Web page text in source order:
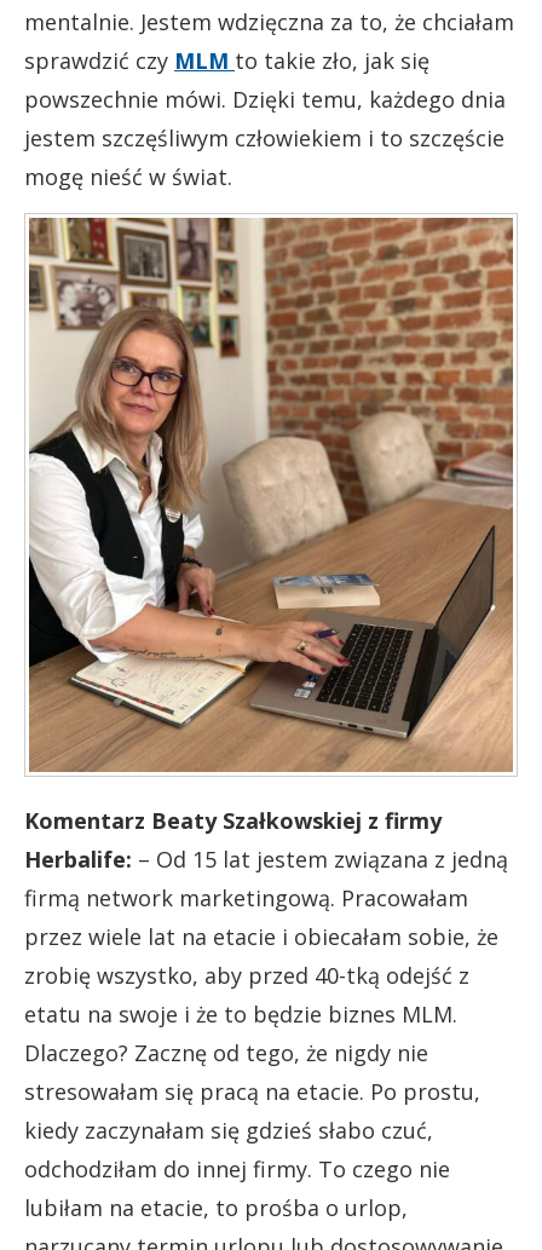
mentalnie. Jestem wdzięczna za to, że chciałam
sprawdzić czy MLM to takie zło, jak się
powszechnie mówi. Dzięki temu, każdego dnia
jestem szczęśliwym człowiekiem i to szczęście
mogę nieść w świat.
Komentarz Beaty Szałkowskiej z firmy
Herbalife: – Od 15 lat jestem związana z jedną
firmą network marketingową. Pracowałam
przez wiele lat na etacie i obiecałam sobie, że
zrobię wszystko, aby przed 40-tką odejść z
etatu na swoje i że to będzie biznes MLM.
Dlaczego? Zacznę od tego, że nigdy nie
stresowałam się pracą na etacie. Po prostu,
kiedy zaczynałam się gdzieś słabo czuć,
odchodziłam do innej firmy. To czego nie
lubiłam na etacie, to prośba o urlop,